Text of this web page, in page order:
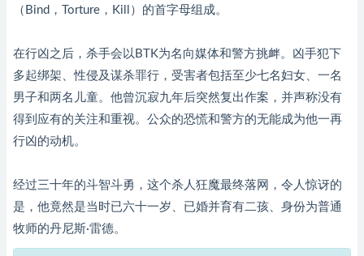
（Bind，Torture，Kill）的首字母组成。
在行凶之后，杀手会以BTK为名向媒体和警方挑衅。凶手犯下
多起绑架、性侵及谋杀罪行，受害者包括至少七名妇女、一名
男子和两名儿童。他曾沉寂九年后突然复出作案，并声称没有
得到应有的关注和重视。公众的恐慌和警方的无能成为他一再
行凶的动机。
经过三十年的斗智斗勇，这个杀人狂魔最终落网，令人惊讶的
是，他竟然是当时已六十一岁、已婚并育有二孩、身份为普通
牧师的丹尼斯·雷德。